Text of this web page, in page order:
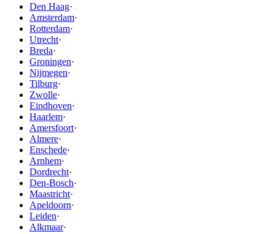
Den Haag·
Amsterdam·
Rotterdam·
Utrecht·
Breda·
Groningen·
Nijmegen·
Tilburg·
Zwolle·
Eindhoven·
Haarlem·
Amersfoort·
Almere·
Enschede·
Arnhem·
Dordrecht·
Den-Bosch·
Maastricht·
Apeldoorn·
Leiden·
Alkmaar·